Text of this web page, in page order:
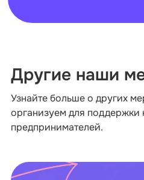
Другие наши
Узнайте больше о других
организуем для
предпринимателей.